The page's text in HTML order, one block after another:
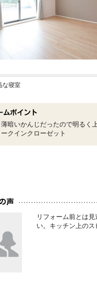
な寝室
薄暗いかんじだったので明るく
クインクローゼット
リフォーム前とは
い。キッチン上のス